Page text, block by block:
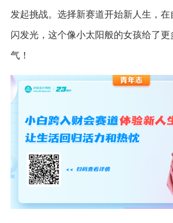
回闭
发起挑战。选择新赛道开始新人生，在
闪发光，这个像小太阳般的女孩给了更
气！